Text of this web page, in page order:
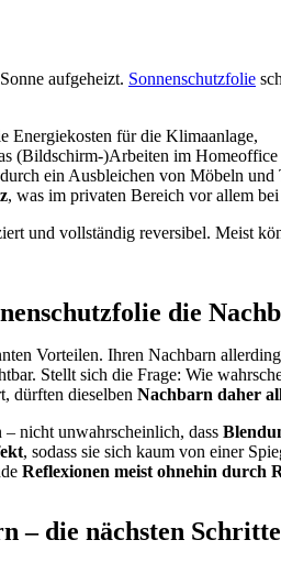
aufgeheizt. Sonnenschutzfolie
Energiekosten für die Klimaanlage,
(Bildschirm-)Arbeiten im Homeoffice
ein Ausbleichen von Möbeln
, was im privaten Bereich vor allem
und vollständig reversibel. Meist
die
Vorteilen. Ihren Nachbarn
Stellt sich die Frage: Wie
dürften dieselben Nachbarn daher
nicht unwahrscheinlich, dass
, sodass sie sich kaum von einer
Reflexionen meist ohnehin durch
– die nächsten Schritte